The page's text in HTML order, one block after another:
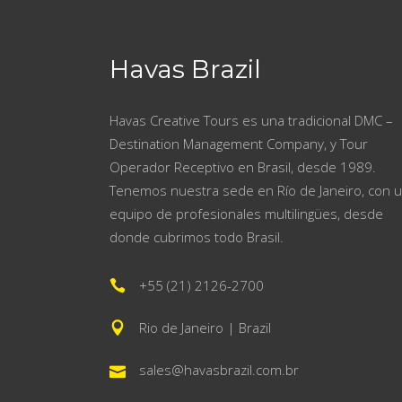
Havas Brazil
Havas Creative Tours es una tradicional DMC –
Destination Management Company, y Tour
Operador Receptivo en Brasil, desde 1989.
Tenemos nuestra sede en Río de Janeiro, con
equipo de profesionales multilingües, desde
donde cubrimos todo Brasil.
+55 (21) 2126-2700
Rio de Janeiro | Brazil
sales@havasbrazil.com.br